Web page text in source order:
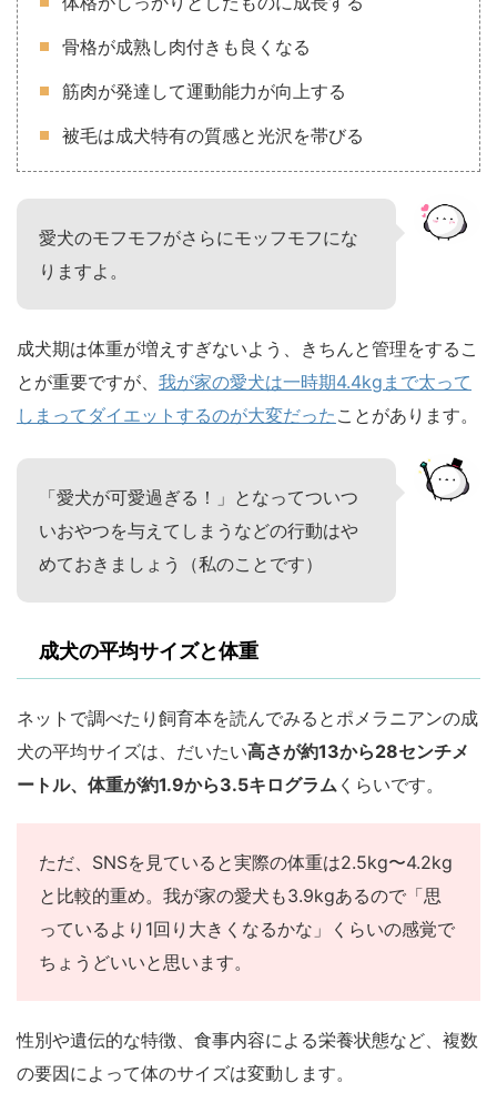
骨格が成熟し肉付きも良くなる
筋肉が発達して運動能力が向上する
被毛は成犬特有の質感と光沢を帯びる
愛犬のモフモフがさらにモッフモフにな
りますよ。
成犬期は体重が増えすぎないよう、きちんと管理をするこ
とが重要ですが、 我が家の愛犬は一時期4.4kgまで太って
しまってダイエットするのが大変だった ことがあります。
「愛犬が可愛過ぎる！」となってついつ
いおやつを与えてしまうなどの行動はや
めておきましょう（私のことです）
成犬の平均サイズと体重
ネットで調べたり飼育本を読んでみるとポメラニアンの成
犬の平均サイズは、だいたい高さが約13から28センチメ
ートル、体重が約1.9から3.5キログラム くらいです。
ただ、SNSを見ていると実際の体重は2.5kg〜4.2kg
と比較的重め。我が家の愛犬も3.9kgあるので「思
っているより1回り大きくなるかな」くらいの感覚で
ちょうどいいと思います。
性別や遺伝的な特徴、食事内容による栄養状態など、複数
の要因によって体のサイズは変動します。